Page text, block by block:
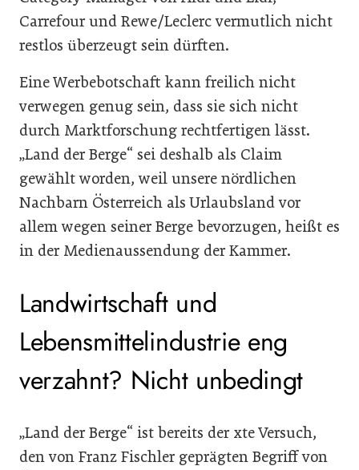
Carrefour und Rewe/Leclerc vermutlich nicht
restlos überzeugt sein dürften.
Eine Werbebotschaft kann freilich nicht
verwegen genug sein, dass sie sich nicht
durch Marktforschung rechtfertigen lässt.
„Land der Berge“ sei deshalb als Claim
gewählt worden, weil unsere nördlichen
Nachbarn Österreich als Urlaubsland vor
allem wegen seiner Berge bevorzugen, heißt es
in der Medienaussendung der Kammer.
Landwirtschaft und
Lebensmittelindustrie eng
verzahnt? Nicht unbedingt
„Land der Berge“ ist bereits der xte Versuch,
den von Franz Fischler geprägten Begriff von